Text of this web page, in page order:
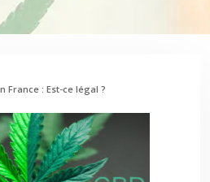
France : Est-ce légal ?